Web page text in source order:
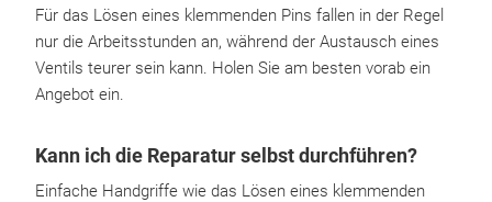
Für das Lösen eines klemmenden Pins fallen in der Regel
nur die Arbeitsstunden an, während der Austausch eines
Ventils teurer sein kann. Holen Sie am besten vorab ein
Angebot ein.
Kann ich die Reparatur selbst durchführen?
Einfache Handgriffe wie das Lösen eines klemmenden